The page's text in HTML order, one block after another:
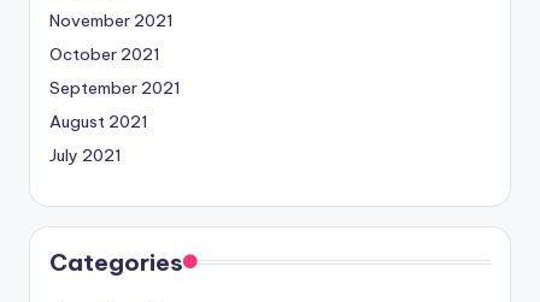
November 2021
October 2021
September 2021
August 2021
July 2021
Categories